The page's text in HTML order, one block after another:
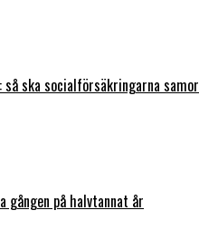
ska socialförsäkringarna
på halvtannat år